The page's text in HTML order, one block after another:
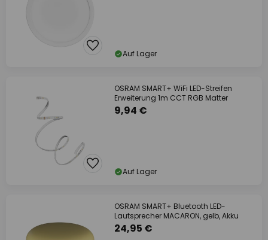
Auf Lager
OSRAM SMART+ WiFi LED-Streifen
Erweiterung 1m CCT RGB Matter
9,94 €
Auf Lager
OSRAM SMART+ Bluetooth LED-
Lautsprecher MACARON, gelb, Akku
24,95 €